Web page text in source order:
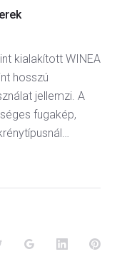
kialakított WINEA
hosszú
jellemzi. A
fugakép,